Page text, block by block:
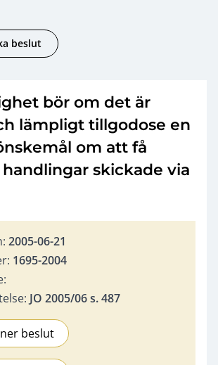
beslut
bör om det är
lämpligt tillgodose en
om att få
skickade via
2005-06-21
1695-2004
JO 2005/06 s. 487
beslut